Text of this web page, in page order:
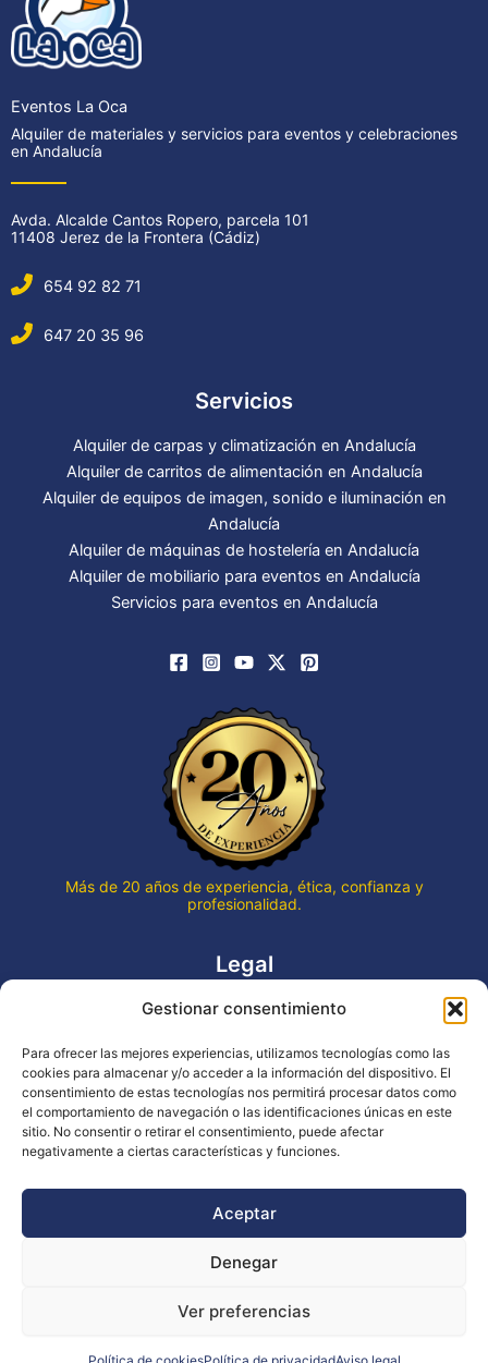
Gestionar consentimiento
Para ofrecer las mejores experiencias, utilizamos tecnologías como las
cookies para almacenar y/o acceder a la información del dispositivo. El
consentimiento de estas tecnologías nos permitirá procesar datos como
el comportamiento de navegación o las identificaciones únicas en este
sitio. No consentir o retirar el consentimiento, puede afectar
negativamente a ciertas características y funciones.
Aceptar
Denegar
Ver preferencias
Eventos La Oca
Alquiler de materiales y servicios para eventos y celebraciones
en Andalucía
Avda. Alcalde Cantos Ropero, parcela 101
11408 Jerez de la Frontera (Cádiz)
654 92 82 71
647 20 35 96
Servicios
Alquiler de carpas y climatización en Andalucía
Alquiler de carritos de alimentación en Andalucía
Alquiler de equipos de imagen, sonido e iluminación en
Andalucía
Alquiler de máquinas de hostelería en Andalucía
Alquiler de mobiliario para eventos en Andalucía
Servicios para eventos en Andalucía
Más de 20 años de experiencia, ética, confianza y
profesionalidad.
Legal
Aviso legal
Declaración de accesibilidad
Política de cookies (UE)